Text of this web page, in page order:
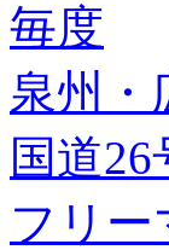
毎度
泉州・
国道26
フリー